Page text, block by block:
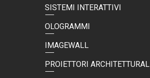
SISTEMI INTERATTIVI
OLOGRAMMI
IMAGEWALL
PROIETTORI ARCHITETTURALI